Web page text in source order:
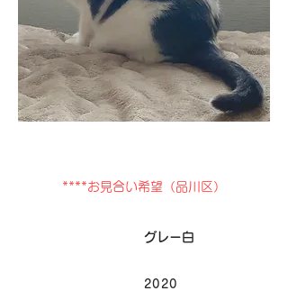
****お見合い希望（品川区）
グレー白
2020